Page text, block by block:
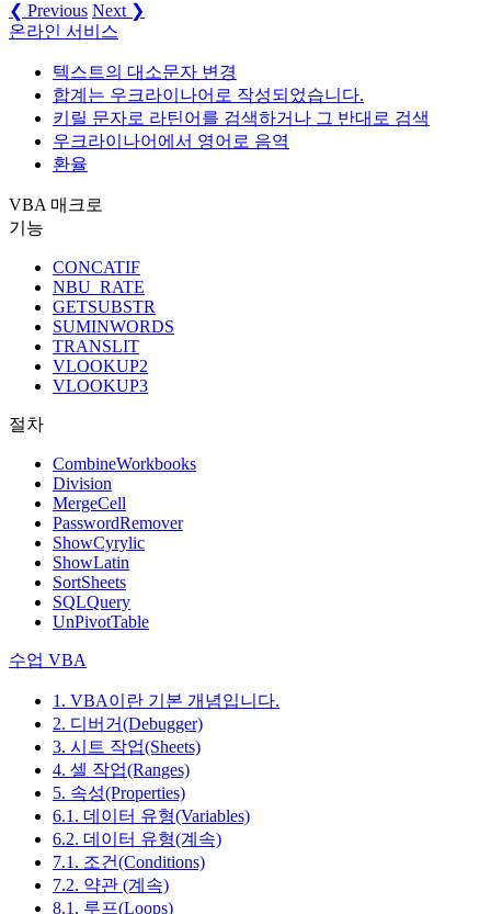
❮ Previous Next ❯
온라인 서비스
텍스트의 대소문자 변경
합계는 우크라이나어로 작성되었습니다.
키릴 문자로 라틴어를 검색하거나 그 반대로 검색
우크라이나어에서 영어로 음역
환율
VBA 매크로
기능
CONCATIF
NBU_RATE
GETSUBSTR
SUMINWORDS
TRANSLIT
VLOOKUP2
VLOOKUP3
절차
CombineWorkbooks
Division
MergeCell
PasswordRemover
ShowCyrylic
ShowLatin
SortSheets
SQLQuery
UnPivotTable
수업 VBA
1. VBA이란 기본 개념입니다.
2. 디버거(Debugger)
3. 시트 작업(Sheets)
4. 셀 작업(Ranges)
5. 속성(Properties)
6.1. 데이터 유형(Variables)
6.2. 데이터 유형(계속)
7.1. 조건(Conditions)
7.2. 약관 (계속)
8.1. 루프(Loops)